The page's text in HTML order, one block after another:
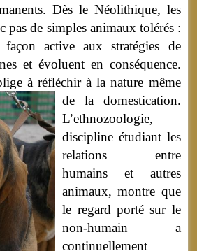
Dès le Néolithique, les
pas de simples animaux tolérés :
active aux stratégies de
et évoluent en conséquence.
à réfléchir à la nature même
de la domestication.
L’ethnozoologie,
discipline étudiant les
relations entre
humains et autres
animaux, montre que
le regard porté sur le
non-humain a
continuellement